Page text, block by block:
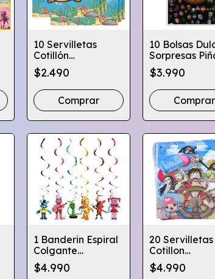
10 Servilletas
Cotillón
Cumpleaños Varios
Diseños Infantiles
$2.490
Comprar
10 Bolsas
Sorpresas
Cotillon Varios
Diseños
$3.990
Comprar
1 Banderin Espiral
Colgante
Cumpleaños X6 -
Varios Diseños
$4.990
20 Servilletas
Cotillon
Cumpleaños
Diseños
$4.990